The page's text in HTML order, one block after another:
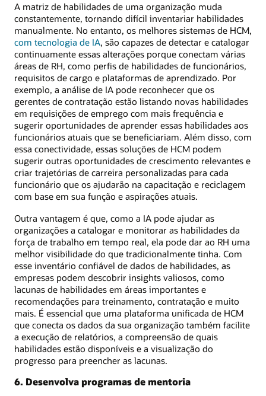
A matriz de habilidades de uma organização muda
constantemente, tornando difícil inventariar habilidades
manualmente. No entanto, os melhores sistemas de HCM,
com tecnologia de IA, são capazes de detectar e catalogar
continuamente essas alterações porque conectam várias
áreas de RH, como perfis de habilidades de funcionários,
requisitos de cargo e plataformas de aprendizado. Por
exemplo, a análise de IA pode reconhecer que os
gerentes de contratação estão listando novas habilidades
em requisições de emprego com mais frequência e
sugerir oportunidades de aprender essas habilidades aos
funcionários atuais que se beneficiariam. Além disso, com
essa conectividade, essas soluções de HCM podem
sugerir outras oportunidades de crescimento relevantes e
criar trajetórias de carreira personalizadas para cada
funcionário que os ajudarão na capacitação e reciclagem
com base em sua função e aspirações atuais.
Outra vantagem é que, como a IA pode ajudar as
organizações a catalogar e monitorar as habilidades da
força de trabalho em tempo real, ela pode dar ao RH uma
melhor visibilidade do que tradicionalmente tinha. Com
esse inventário confiável de dados de habilidades, as
empresas podem descobrir insights valiosos, como
lacunas de habilidades em áreas importantes e
recomendações para treinamento, contratação e muito
mais. É essencial que uma plataforma unificada de HCM
que conecta os dados da sua organização também facilite
a execução de relatórios, a compreensão de quais
habilidades estão disponíveis e a visualização do
progresso para preencher as lacunas.
6. Desenvolva programas de mentoria